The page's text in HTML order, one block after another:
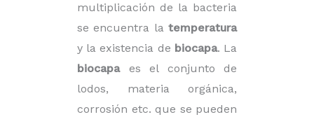
multiplicación de la bacteria
se encuentra la temperatura
y la existencia de biocapa. La
biocapaes el conjunto de
lodos, materia orgánica,
corrosión etc. que se pueden